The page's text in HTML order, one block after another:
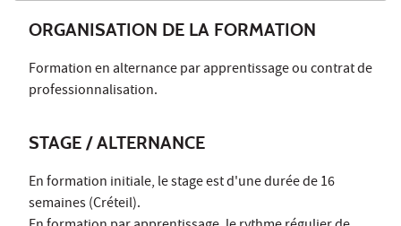
ORGANISATION DE LA FORMATION
Formation en alternance par apprentissage ou contrat de
professionnalisation.
STAGE / ALTERNANCE
En formation initiale, le stage est d'une durée de 16
semaines (Créteil).